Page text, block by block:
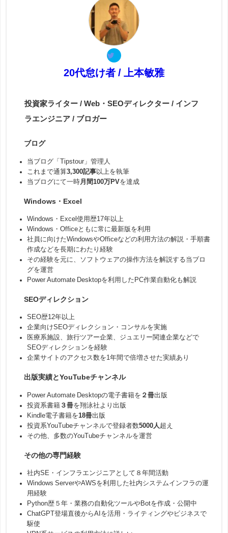
20代怠け者 / 上本敏雅
投資家ライター / Web・SEOディレクター / インフ
ラエンジニア / ブロガー
ブログ
当ブログ「Tipstour」管理人
これまで通算3,300記事以上を執筆
当ブログにて一時月間100万PVを達成
Windows・Excel
Windows・Excel使用歴17年以上
Windows・Officeともに常に最新版を利用
社員に向けたWindowsやOfficeなどの利用方法の解説・手順書
作成などを長期にわたり経験
その経験を元に、ソフトウェアの操作方法を解説する当ブロ
グを運営
Power Automate Desktopを利用したPC作業自動化も解説
SEOディレクション
SEO歴12年以上
企業向けSEOディレクション・コンサルを実施
医療系施設、旅行ツアー企業、ジュエリー関連企業などで
SEOディレクションを経験
企業サイトのアクセス数を1年間で倍増させた実績あり
出版実績とYouTubeチャンネル
Power Automate Desktopの電子書籍を ２冊出版
投資系書籍 ３冊を翔泳社より出版
Kindle電子書籍を18冊出版
投資系YouTubeチャンネルで登録者数5000人 超え
その他、多数のYouTubeチャンネルを運営
その他の専門経験
社内SE・インフラエンジニアとして８年間活動
Windows ServerやAWSを利用した社内システムインフラの運
用経験
Python歴５年・業務の自動化ツールやBotを作成・公開中
ChatGPT登場直後からAIを活用・ライティングやビジネスで
駆使